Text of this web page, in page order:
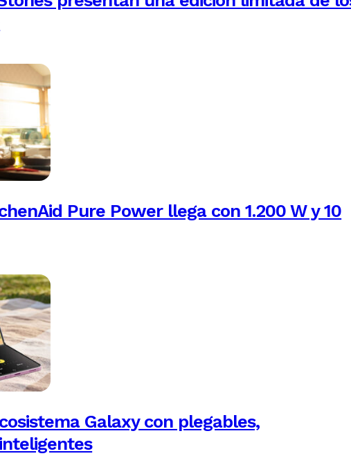
Pure Power llega con 1.200 W y 10
Galaxy con plegables,